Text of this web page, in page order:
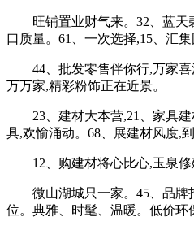
旺铺置业财气来。32、蓝天碧
口质量。61、一次选择,15、汇
44、批发零售伴你行,万家喜
万万家,精彩粉饰正在近景。
23、建材大本营,21、家具建
具,欢愉涌动。68、展建材风度,
12、购建材将心比心,玉泉修
微山湖城只一家。45、品牌打
位。典雅、时髦、温暖。低价环